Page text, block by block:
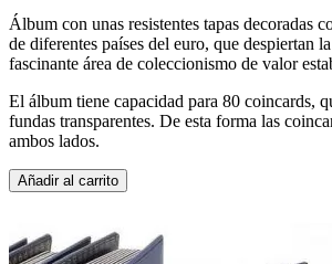
Álbum con unas resistentes tapas decoradas
de diferentes países del euro, que despiertan
fascinante área de coleccionismo de valor
El álbum tiene capacidad para 80 coincards,
fundas transparentes. De esta forma las
ambos lados.
Añadir al carrito